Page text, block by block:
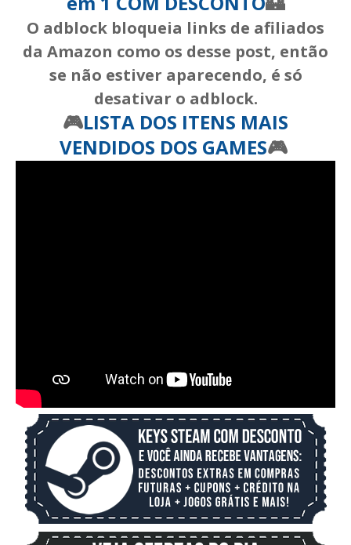
O adblock bloqueia links de afiliados
da Amazon como os desse post, então
se não estiver aparecendo, é só
desativar o adblock.
🎮LISTA DOS ITENS MAIS
VENDIDOS DOS GAMES🎮